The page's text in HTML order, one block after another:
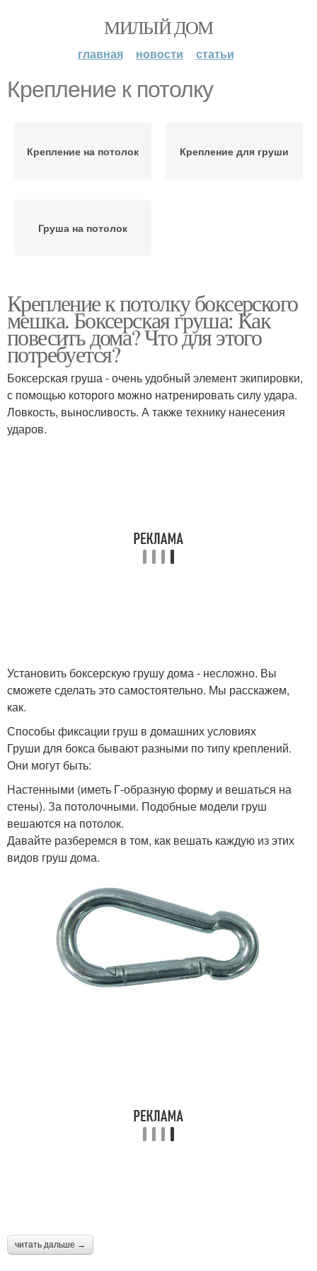
МИЛЫЙ ДОМ
главная новости статьи
Крепление к потолку
Крепление на потолок Крепление для груши
Груша на потолок
Крепление к потолку боксерского
мешка. Боксерская груша: Как
повесить дома? Что для этого
потребуется?
Боксерская груша - очень удобный элемент экипировки,
с помощью которого можно натренировать силу удара.
Ловкость, выносливость. А также технику нанесения
ударов.
Установить боксерскую грушу дома - несложно. Вы
сможете сделать это самостоятельно. Мы расскажем,
как.
Способы фиксации груш в домашних условиях
Груши для бокса бывают разными по типу креплений.
Они могут быть:
Настенными (иметь Г-образную форму и вешаться на
стены). За потолочными. Подобные модели груш
вешаются на потолок.
Давайте разберемся в том, как вешать каждую из этих
видов груш дома.
читать дальше →